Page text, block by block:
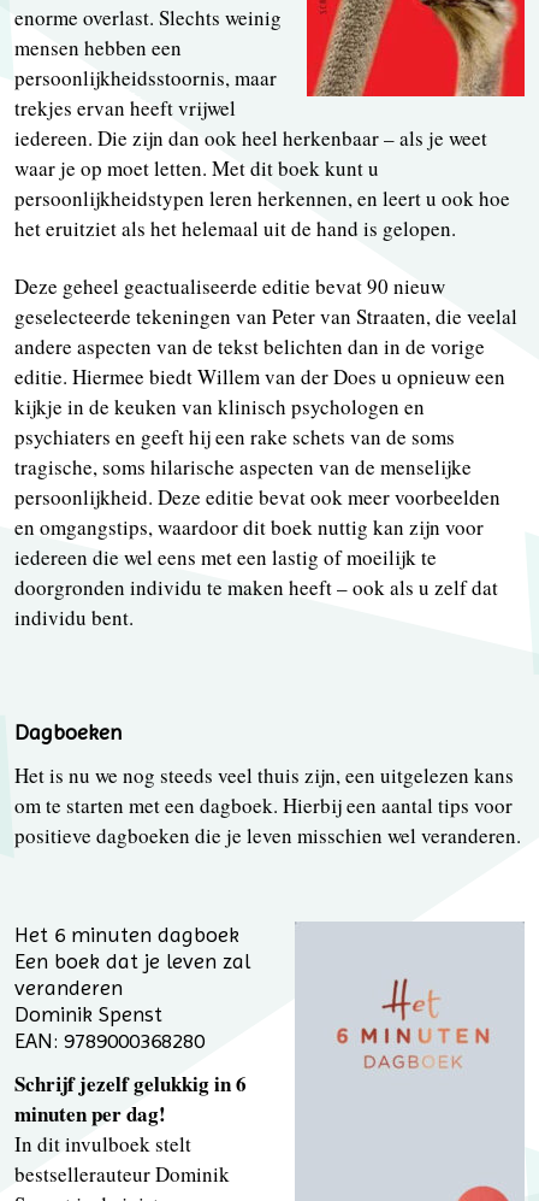
enorme overlast. Slechts weinig
mensen hebben een
persoonlijkheidsstoornis, maar
trekjes ervan heeft vrijwel
iedereen. Die zijn dan ook heel herkenbaar – als je weet
waar je op moet letten. Met dit boek kunt u
persoonlijkheidstypen leren herkennen, en leert u ook hoe
het eruitziet als het helemaal uit de hand is gelopen.
Deze geheel geactualiseerde editie bevat 90 nieuw
geselecteerde tekeningen van Peter van Straaten, die veelal
andere aspecten van de tekst belichten dan in de vorige
editie. Hiermee biedt Willem van der Does u opnieuw een
kijkje in de keuken van klinisch psychologen en
psychiaters en geeft hij een rake schets van de soms
tragische, soms hilarische aspecten van de menselijke
persoonlijkheid. Deze editie bevat ook meer voorbeelden
en omgangstips, waardoor dit boek nuttig kan zijn voor
iedereen die wel eens met een lastig of moeilijk te
doorgronden individu te maken heeft – ook als u zelf dat
individu bent.
Dagboeken
Het is nu we nog steeds veel thuis zijn, een uitgelezen kans
om te starten met een dagboek. Hierbij een aantal tips voor
positieve dagboeken die je leven misschien wel veranderen.
Het 6 minuten dagboek
Een boek dat je leven zal
veranderen
Dominik Spenst
EAN: 9789000368280
Schrijf jezelf gelukkig in 6
minuten per dag!
In dit invulboek stelt
bestsellerauteur Dominik